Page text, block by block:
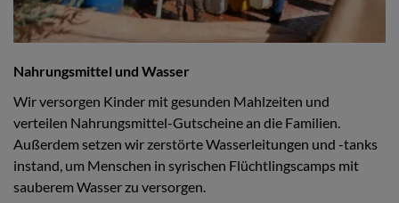
Nahrungsmittel und Wasser
Wir versorgen Kinder mit gesunden Mahlzeiten und
verteilen Nahrungsmittel-Gutscheine an die Familien.
Außerdem setzen wir zerstörte Wasserleitungen und -tanks
instand, um Menschen in syrischen Flüchtlingscamps mit
sauberem Wasser zu versorgen.